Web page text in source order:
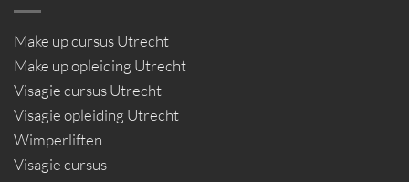
Make up cursus Utrecht
Make up opleiding Utrecht
Visagie cursus Utrecht
Visagie opleiding Utrecht
Wimperliften
Visagie cursus